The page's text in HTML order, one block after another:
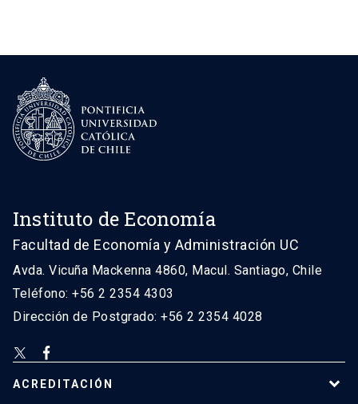
Instituto de Economía
Facultad de Economía y Administración UC
Avda. Vicuña Mackenna 4860, Macul. Santiago, Chile
Teléfono: +56 2 2354 4303
Dirección de Postgrado: +56 2 2354 4028
ACREDITACIÓN